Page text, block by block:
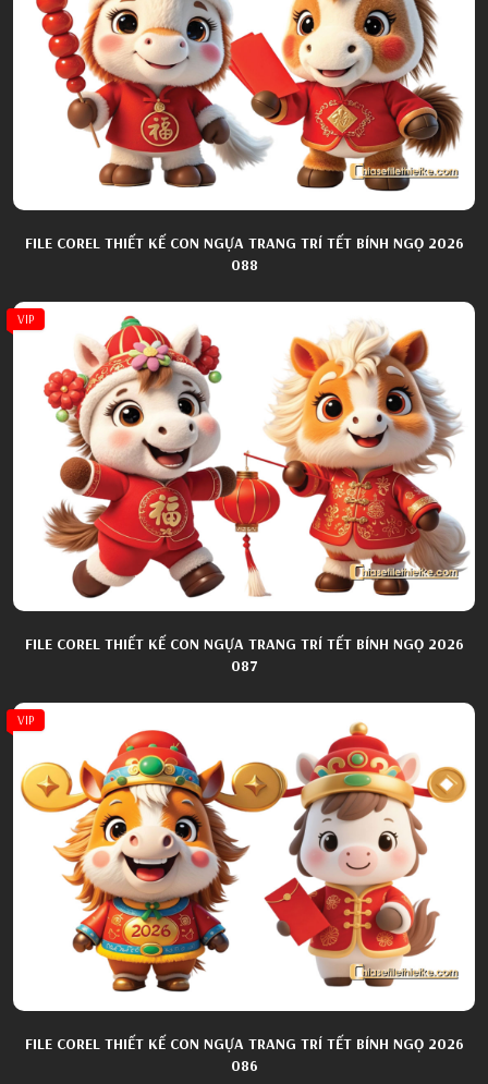
FILE COREL THIẾT KẾ CON NGỰA TRANG TRÍ TẾT BÍNH NGỌ 2026
088
VIP
FILE COREL THIẾT KẾ CON NGỰA TRANG TRÍ TẾT BÍNH NGỌ 2026
087
VIP
FILE COREL THIẾT KẾ CON NGỰA TRANG TRÍ TẾT BÍNH NGỌ 2026
086